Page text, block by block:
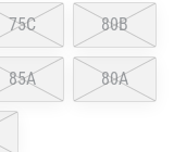
75C 80B
85A 80A